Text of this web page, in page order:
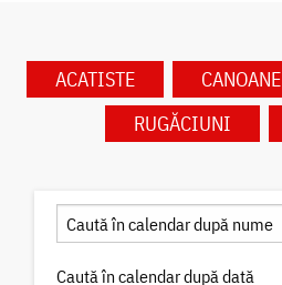
ACATISTE CANOANE
RUGĂCIUNI
Caută în calendar după dată